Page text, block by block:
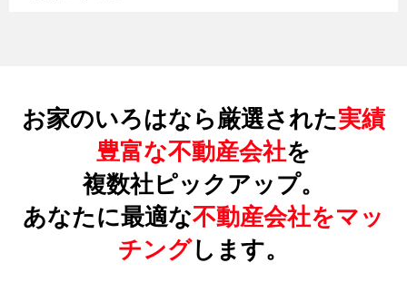
お家のいろはなら厳選された実績
豊富な不動産会社を
複数社ピックアップ。
あなたに最適な不動産会社をマッ
チングします。